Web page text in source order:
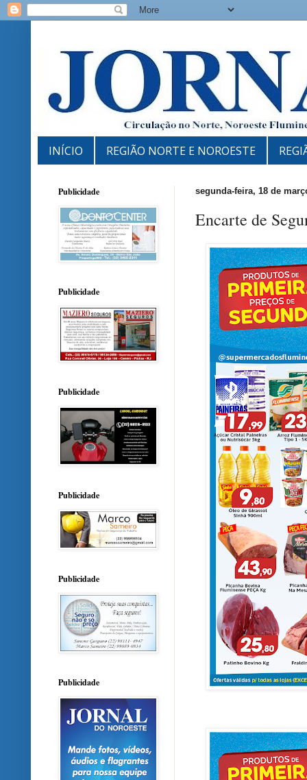
INÍCIO REGIÃO NORTE E NOROESTE
segunda-feira, 18 de
Encarte de
Publicidade
Publicidade
Publicidade
Publicidade
Publicidade
Publicidade